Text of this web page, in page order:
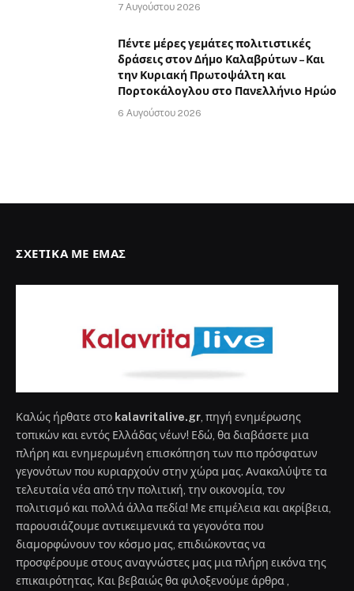
7 Αυγούστου 2026
Πέντε μέρες γεμάτες πολιτιστικές
δράσεις στον Δήμο Καλαβρύτων – Και
την Κυριακή Πρωτοψάλτη και
Πορτοκάλογλου στο Πανελλήνιο Ηρώο
6 Αυγούστου 2026
ΣΧΕΤΙΚΆ ΜΕ ΕΜΆΣ
Καλώς ήρθατε στο kalavritalive.gr , πηγή ενημέρωσης
τοπικών και εντός Ελλάδας νέων! Εδώ, θα διαβάσετε μια
πλήρη και ενημερωμένη επισκόπηση των πιο πρόσφατων
γεγονότων που κυριαρχούν στην χώρα μας. Ανακαλύψτε τα
τελευταία νέα από την πολιτική, την οικονομία, τον
πολιτισμό και πολλά άλλα πεδία! Με επιμέλεια και ακρίβεια,
παρουσιάζουμε αντικειμενικά τα γεγονότα που
διαμορφώνουν τον κόσμο μας, επιδιώκοντας να
προσφέρουμε στους αναγνώστες μας μια πλήρη εικόνα της
επικαιρότητας. Και βεβαιώς θα φιλοξενούμε άρθρα ,